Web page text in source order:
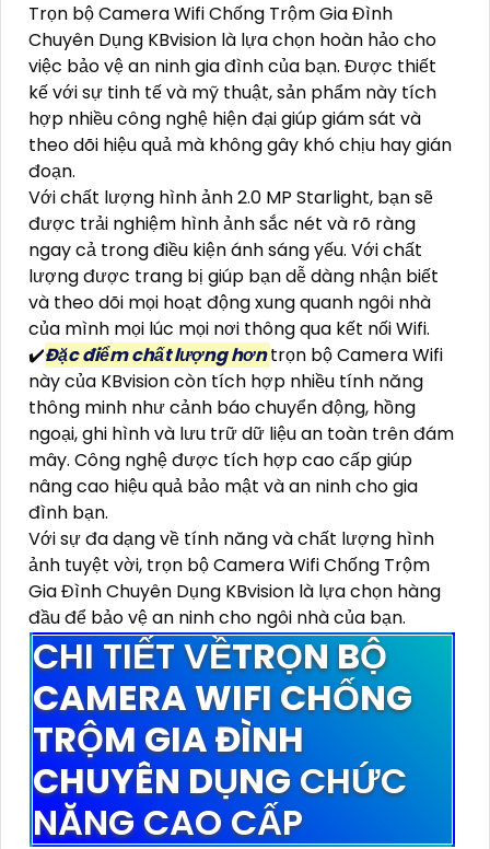
Trọn bộ Camera Wifi Chống Trộm Gia Đình
Chuyên Dụng KBvision là lựa chọn hoàn hảo cho
việc bảo vệ an ninh gia đình của bạn. Được thiết
kế với sự tinh tế và mỹ thuật, sản phẩm này tích
hợp nhiều công nghệ hiện đại giúp giám sát và
theo dõi hiệu quả mà không gây khó chịu hay gián
đoạn.
Với chất lượng hình ảnh 2.0 MP Starlight, bạn sẽ
được trải nghiệm hình ảnh sắc nét và rõ ràng
ngay cả trong điều kiện ánh sáng yếu. Với chất
lượng được trang bị giúp bạn dễ dàng nhận biết
và theo dõi mọi hoạt động xung quanh ngôi nhà
của mình mọi lúc mọi nơi thông qua kết nối Wifi.
✔️Đặc điểm chất lượng hơntrọn bộ Camera Wifi
này của KBvision còn tích hợp nhiều tính năng
thông minh như cảnh báo chuyển động, hồng
ngoại, ghi hình và lưu trữ dữ liệu an toàn trên đám
mây. Công nghệ được tích hợp cao cấp giúp
nâng cao hiệu quả bảo mật và an ninh cho gia
đình bạn.
Với sự đa dạng về tính năng và chất lượng hình
ảnh tuyệt vời, trọn bộ Camera Wifi Chống Trộm
Gia Đình Chuyên Dụng KBvision là lựa chọn hàng
đầu để bảo vệ an ninh cho ngôi nhà của bạn.
CHI TIẾT VỀTRỌN BỘ
CAMERA WIFI CHỐNG
TRỘM GIA ĐÌNH
CHUYÊN DỤNGCHỨC
NĂNG CAO CẤP